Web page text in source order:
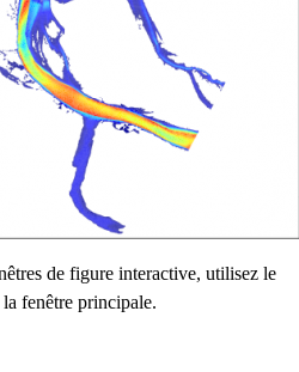
de figure interactive, utilisez le
fenêtre principale.